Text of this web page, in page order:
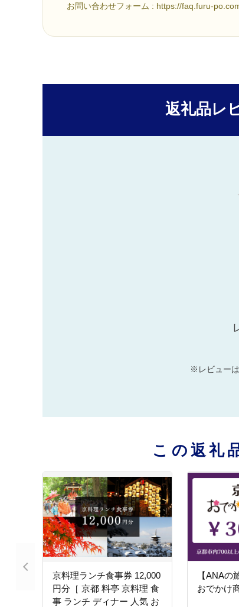
お問い合わせフォーム : https://faq.furu-
返礼品レ
※レビュー
この返礼
京料理ランチ食事券 12,000
円分［ 京都 料亭 京料理 食
事 ランチ ディナー 人気 お
【ANAの
おでかけ